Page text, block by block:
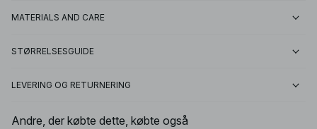
MATERIALS AND CARE
STØRRELSESGUIDE
LEVERING OG RETURNERING
Andre, der købte dette, købte også